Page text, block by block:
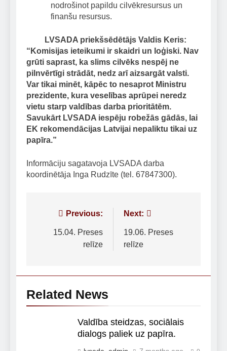
nodrošinot papildu cilvēkresursus un
finanšu resursus.
LVSADA priekšsēdētājs Valdis Keris:
“Komisijas ieteikumi ir skaidri un loģiski. Nav
grūti saprast, ka slims cilvēks nespēj ne
pilnvērtīgi strādāt, nedz arī aizsargāt valsti.
Var tikai minēt, kāpēc to nesaprot Ministru
prezidente, kura veselības aprūpei neredz
vietu starp valdības darba prioritātēm.
Savukārt LVSADA iespēju robežās gādās, lai
EK rekomendācijas Latvijai nepaliktu tikai uz
papīra.”
Informāciju sagatavoja LVSADA darba
koordinētāja Inga Rudzīte (tel. 67847300).
Post
navigation
Previous:
15.04. Preses
relīze
Next:
19.06. Preses
relīze
Related News
Valdība steidzas, sociālais
dialogs paliek uz papīra.